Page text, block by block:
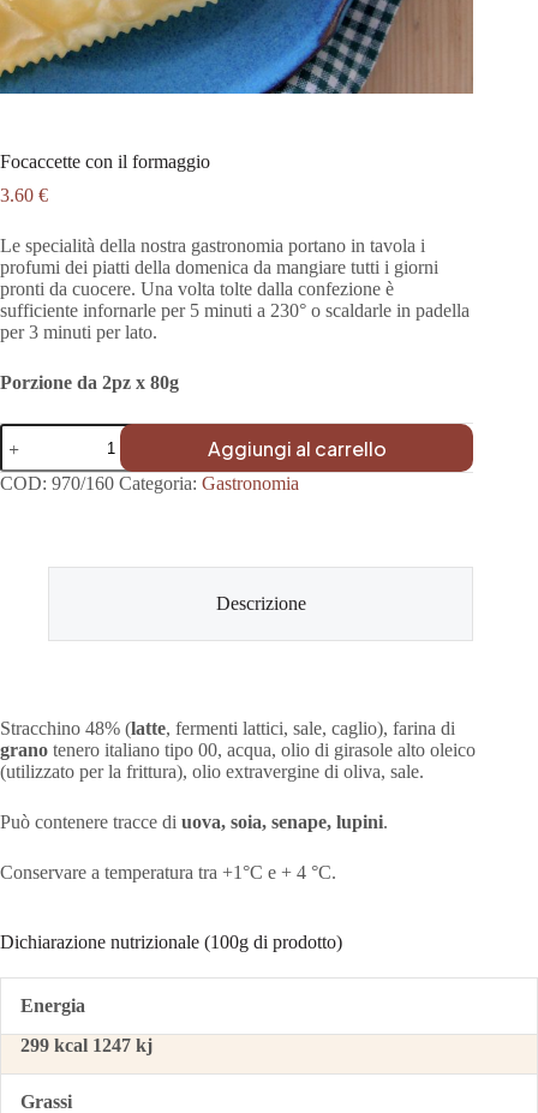
Focaccette con il formaggio
3.60 €
Le specialità della nostra gastronomia portano in tavola i
profumi dei piatti della domenica da mangiare tutti i giorni
pronti da cuocere. Una volta tolte dalla confezione è
sufficiente infornarle per 5 minuti a 230° o scaldarle in padella
per 3 minuti per lato.
Porzione da 2pz x 80g
Focaccette
con
il
formaggio
Aggiungi al carrello
COD: 970/160 Categoria: Gastronomia
Descrizione
Stracchino 48% (latte, fermenti lattici, sale, caglio), farina di
grano tenero italiano tipo 00, acqua, olio di girasole alto oleico
(utilizzato per la frittura), olio extravergine di oliva, sale.
Può contenere tracce di uova, soia, senape, lupini.
Conservare a temperatura tra +1°C e + 4 °C.
Dichiarazione nutrizionale (100g di prodotto)
Energia
299 kcal 1247 kj
Grassi